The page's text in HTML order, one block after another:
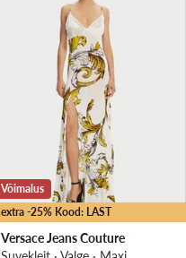
extra -25% Kood: LAST
Võimalus
Versace Jeans Couture